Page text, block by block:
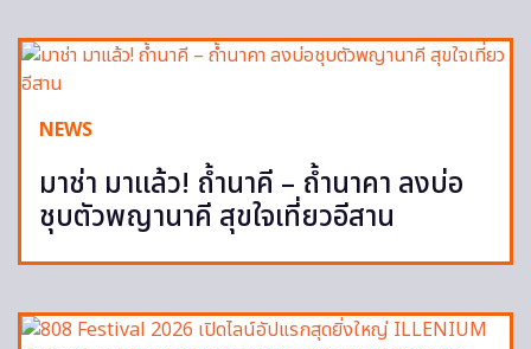
NEWS
มาช่า มาแล้ว! ถ้ำนาคี – ถ้ำนาคา ลงบ่อ
ชุบตัวพญานาคี สุขใจเที่ยวอีสาน